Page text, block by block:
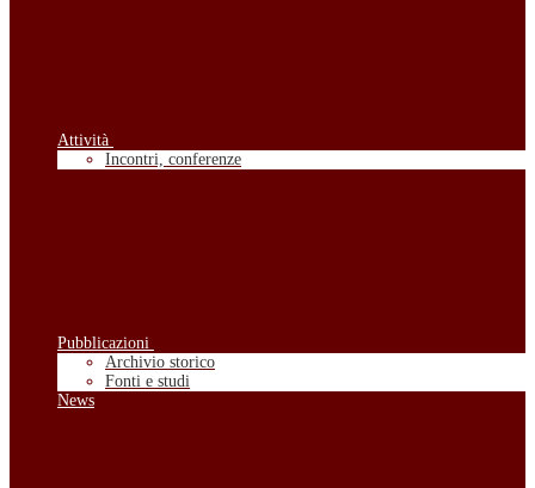
Attività
Incontri, conferenze
Pubblicazioni
Archivio storico
Fonti e studi
News